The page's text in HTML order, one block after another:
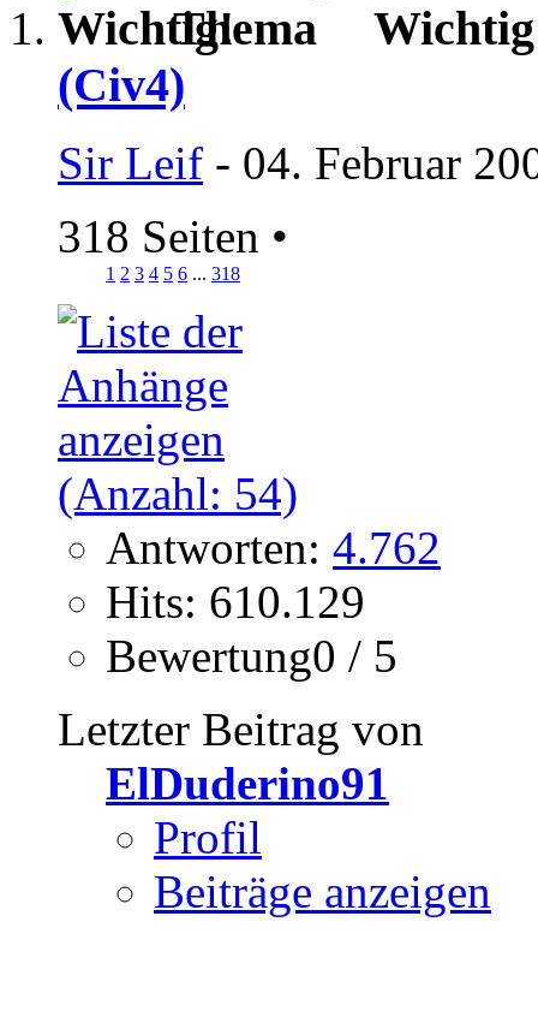
(Civ4)
Sir Leif - 04. Februar
318 Seiten •
1 2 3 4 5 6 ... 318
Antworten: 4.762
Hits: 610.129
Bewertung0 / 5
Letzter Beitrag von
ElDuderino91
Profil
Beiträge anzeigen